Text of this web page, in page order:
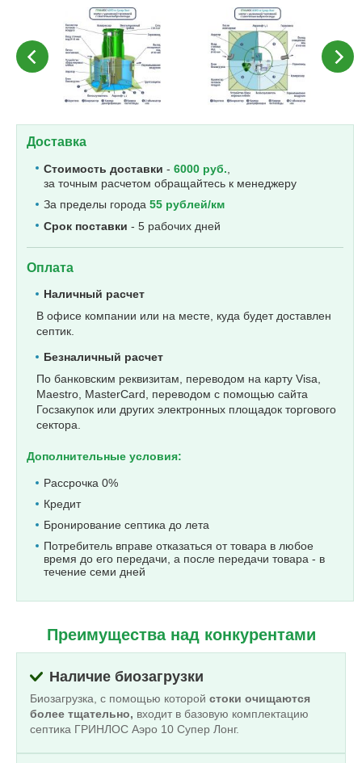
Доставка
Стоимость доставки - 6000 руб.
за точным расчетом обращайтесь к менеджеру
За пределы города 55 рублей/км
Срок поставки - 5 рабочих дней
Оплата
Наличный расчет
В офисе компании или на месте, куда будет доставлен
септик.
Безналичный расчет
По банковским реквизитам, переводом на карту Visa,
Maestro, MasterCard, переводом с помощью сайта
Госзакупок или других электронных площадок торгового
сектора.
Дополнительные условия:
Рассрочка 0%
Кредит
Бронирование септика до лета
Потребитель вправе отказаться от товара в любое
время до его передачи, а после передачи товара - в
течение семи дней
Преимущества над конкурентами
Наличие биозагрузки
Биозагрузка, с помощью которой стоки очищаются
более тщательно, входит в базовую комплектацию
септика ГРИНЛОС Аэро 10 Супер Лонг.